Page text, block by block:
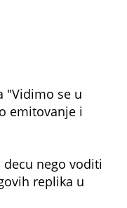
"Vidimo se u
emitovanje i
decu nego voditi
replika u